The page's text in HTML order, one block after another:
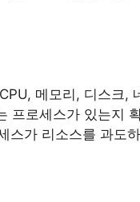
메모리, 디스크,
프로세스가 있는지
스가 리소스를 과도